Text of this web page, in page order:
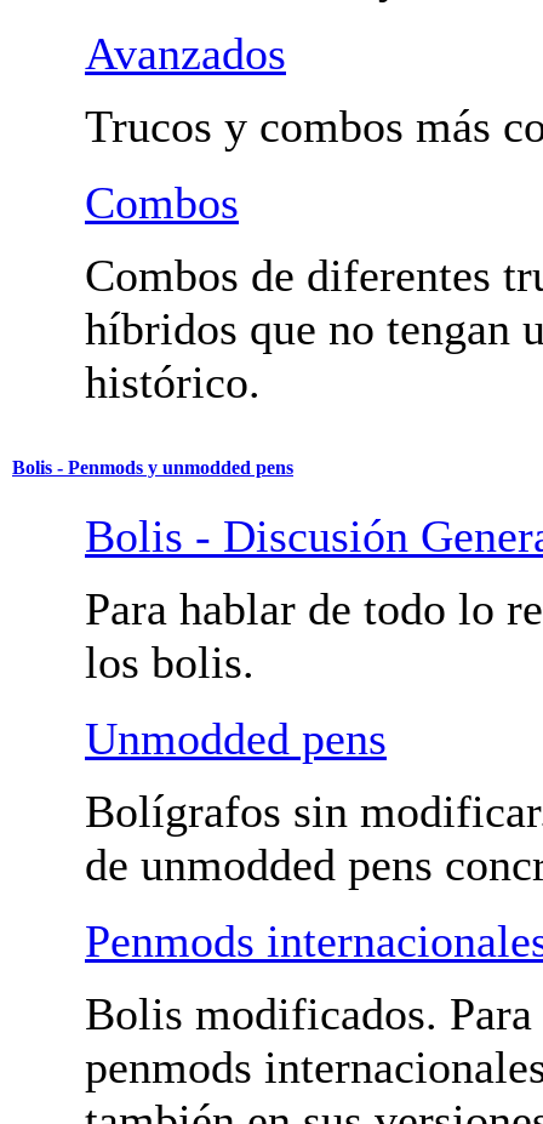
Avanzados
Trucos y combos más
Combos
Combos de diferentes
híbridos que no tengan
histórico.
Bolis - Penmods y unmodded pens
Bolis - Discusión
Para hablar de todo lo
los bolis.
Unmodded pens
Bolígrafos sin
de unmodded pens
Penmods
Bolis modificados. Para
penmods